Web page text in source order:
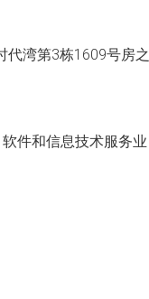
代湾第3栋1609号房
件和信息技术服务业